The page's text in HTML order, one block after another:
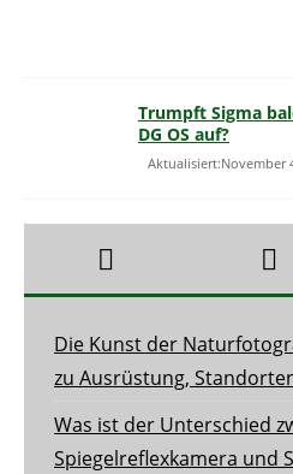
Trumpft Sigma
DG OS auf?
Aktualisiert:November
Die Kunst der
zu Ausrüstung,
Was ist der Unterschied
Spiegelreflexkamera und